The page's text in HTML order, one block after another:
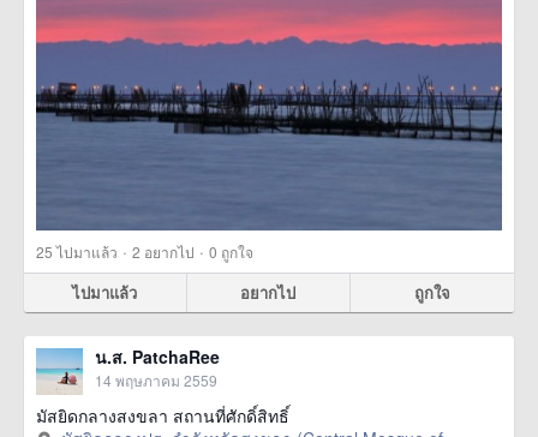
25ไปมาแล้ว · 2 อยากไป · 0 ถูกใจ
ไปมาแล้ว อยากไป ถูกใจ
น.ส. PatchaRee
14 พฤษภาคม 2559
มัสยิดกลางสงขลา สถานที่ศักดิ์สิทธิ์